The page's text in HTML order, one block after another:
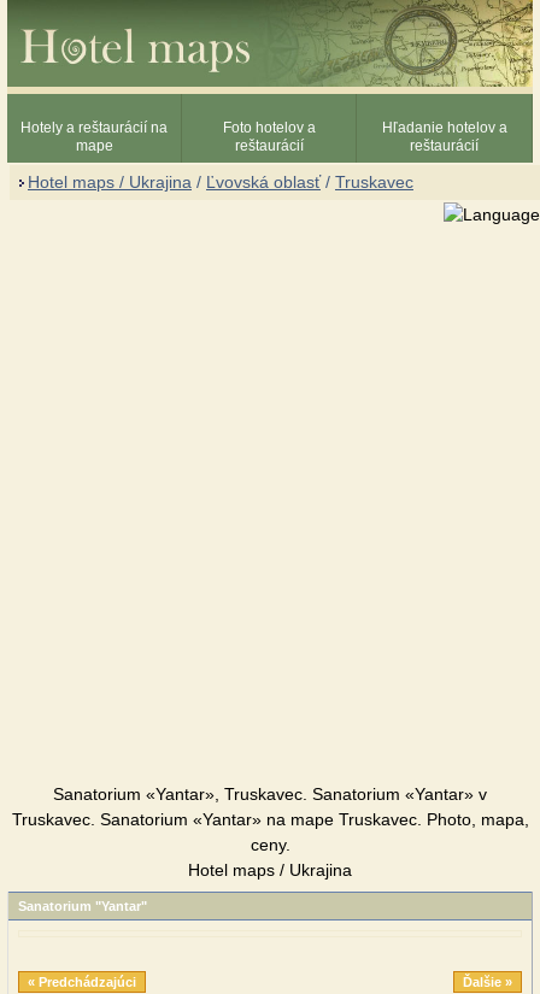
Hotely a reštaurácií na
mape
Foto hotelov a
reštaurácií
Hľadanie hotelov a
reštaurácií
Hotel maps / Ukrajina / Ľvovská oblasť/ Truskavec
Sanatorium «Yantar», Truskavec. Sanatorium «Yantar» v
Truskavec. Sanatorium «Yantar» na mape Truskavec. Photo, mapa,
ceny.
Hotel maps / Ukrajina
Sanatorium "Yantar"
« Predchádzajúci Ďalšie »